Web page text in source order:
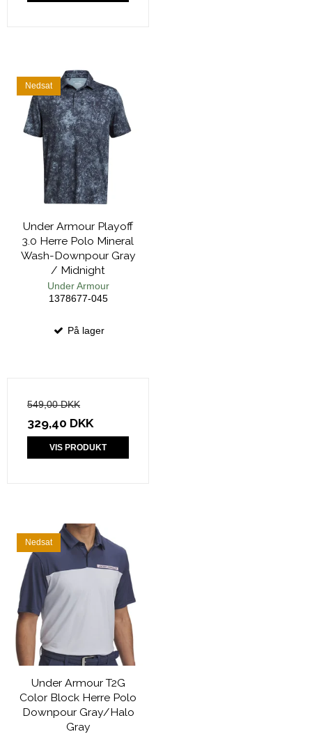
Nedsat
Under Armour Playoff
3.0 Herre Polo Mineral
Wash-Downpour Gray
/ Midnight
Under Armour
1378677-045
På lager
549,00 DKK
329,40 DKK
VIS PRODUKT
Nedsat
Under Armour T2G
Color Block Herre Polo
Downpour Gray/Halo
Gray